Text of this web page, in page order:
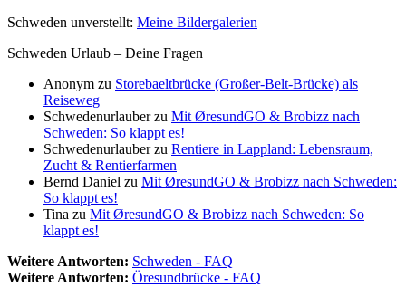
Schweden unverstellt: Meine Bildergalerien
Schweden Urlaub – Deine Fragen
Anonym zu Storebaeltbrücke (Großer-Belt-Brücke) als
Reiseweg
Schwedenurlauberzu Mit ØresundGO & Brobizz nach
Schweden: So klappt es!
Schwedenurlauberzu Rentiere in Lappland: Lebensraum,
Zucht & Rentierfarmen
Bernd Daniel zu Mit ØresundGO & Brobizz nach Schweden:
So klappt es!
Tina zu Mit ØresundGO & Brobizz nach Schweden: So
klappt es!
Weitere Antworten: Schweden - FAQ
Weitere Antworten: Öresundbrücke - FAQ